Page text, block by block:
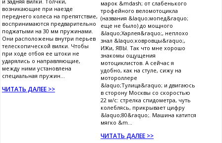
возникающие при наезде
переднего колеса на препятствие,
воспринимаются предварительно
поджатыми на 30 мм пружинами.
Они расположены внутри перьев
телескопической вилки. Чтобы
при ходе отбоя ее штоки не
ударялись о направляющие,
между ними установлена
специальная пружин...
ЧИТАТЬ ДАЛЕЕ >>
марок &mdash; от слабенького
трофейного веломотоцикла
(названия &laquo;мопед&raquo;
еще не было) до мощного
&laquo;Харлея&raquo;, неплохо
знал &laquo;ковровцы&raquo;,
ИЖи, ЯВЫ. Так что мне хорошо
знакомы ощущения
мотоциклистов. А сейчас я
удобно, как на стуле, сижу на
мотороллере
&laquo;Тулица&raquo; и двигаюсь
в сторону Москвы со скоростью
22 м/с: стрелка спидометра, чуть
колеблясь, прикрывает цифру
&laquo;80&raquo;. Машина катится
мягко &m...
ЧИТАТЬ ДАЛЕЕ >>